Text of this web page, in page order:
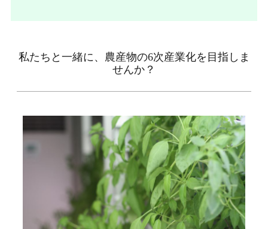
私たちと一緒に、農産物の6次産業化を目指しま
せんか？